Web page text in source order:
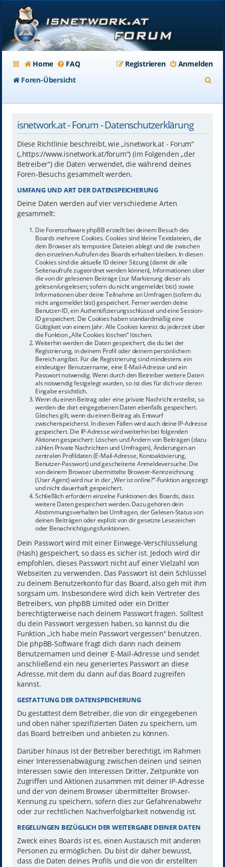
Home FAQ Anmelden
Registrieren
Foren-Übersicht
isnetwork.at - Forum - Datenschutzerklärung
Diese Richtlinie beschreibt, wie „isnetwork.at - Forum“
(„https://www.isnetwork.at/forum“) (im Folgenden „der
Betreiber“) die Daten verwendet, die während deines
Foren-Besuchs gesammelt werden.
UMFANG UND ART DER DATENSPEICHERUNG
Deine Daten werden auf vier verschiedene Arten
gesammelt:
Die Forensoftware phpBB erstellt bei deinem Besuch des
Boards mehrere Cookies. Cookies sind kleine Textdateien, die
dein Browser als temporäre Dateien ablegt und die zwischen
den einzelnen Aufrufen des Boards erhalten bleiben. In diesen
Cookies sind die aktuelle ID deiner Sitzung (damit dir alle
Seitenaufrufe zugeordnet werden können), Informationen über
die von dir gelesenen Beiträge (zur Markierung dieser als
gelesen/ungelesen; sofern du nicht angemeldet bist) sowie
Informationen über deine Teilnahme an Umfragen (sofern du
nicht angemeldet bist) gespeichert. Ferner werden deine
Benutzer-ID, ein Authentifizierungsschlüssel und eine Session-
ID gespeichert. Die Cookies haben standardmäßig eine
Gültigkeit von einem Jahr. Alle Cookies kannst du jederzeit über
die Funktion „Alle Cookies löschen“ löschen.
Weiterhin werden die Daten gespeichert, die du bei der
Registrierung, in deinem Profil oder deinem persönlichem
Bereich angibst. Für die Registrierung sind mindestens ein
eindeutiger Benutzername, eine E-Mail-Adresse und ein
Passwort notwendig. Wenn durch den Betreiber weitere Daten
als notwendig festgelegt wurden, so ist dies für dich vor deren
Eingabe ersichtlich.
Wenn du einen Beitrag oder eine private Nachricht erstellst, so
werden die dort eingegebenen Daten ebenfalls gespeichert.
Gleiches gilt, wenn du einen Beitrag als Entwurf
zwischenspeicherst. In diesen Fällen wird auch deine IP-Adresse
gespeichert. Die IP-Adresse wird weiterhin bei folgenden
Aktionen gespeichert: Löschen und Ändern von Beiträgen (dazu
zählen Private Nachrichten und Umfragen), Änderungen an
zentralen Profildaten (E-Mail-Adresse, Kontoaktivierung,
Benutzer-Passwort) und gescheiterte Anmeldeversuche. Die
von deinem Browser übermittelte Browser-Kennzeichnung
(User Agent) wird nur in der „Wer ist online?“-Funktion angezeigt
und nicht dauerhaft gespeichert.
Schließlich erfordern einzelne Funktionen des Boards, dass
weitere Daten gespeichert werden. Dazu gehören dein
Abstimmungsverhalten bei Umfragen, der Gelesen-Status von
deinen Beiträgen oder explizit von dir gesetzte Lesezeichen
oder Benachrichtigungsfunktionen.
Dein Passwort wird mit einer Einwege-Verschlüsselung
(Hash) gespeichert, so dass es sicher ist. Jedoch wird dir
empfohlen, dieses Passwort nicht auf einer Vielzahl von
Webseiten zu verwenden. Das Passwort ist dein Schlüssel
zu deinem Benutzerkonto für das Board, also geh mit ihm
sorgsam um. Insbesondere wird dich kein Vertreter des
Betreibers, von phpBB Limited oder ein Dritter
berechtigterweise nach deinem Passwort fragen. Solltest
du dein Passwort vergessen haben, so kannst du die
Funktion „Ich habe mein Passwort vergessen“ benutzen.
Die phpBB-Software fragt dich dann nach deinem
Benutzernamen und deiner E-Mail-Adresse und sendet
anschließend ein neu generiertes Passwort an diese
Adresse, mit dem du dann auf das Board zugreifen
kannst.
GESTATTUNG DER DATENSPEICHERUNG
Du gestattest dem Betreiber, die von dir eingegebenen
und oben näher spezifizierten Daten zu speichern, um
das Board betreiben und anbieten zu können.
Darüber hinaus ist der Betreiber berechtigt, im Rahmen
einer Interessenabwägung zwischen deinen und seinen
Interessen sowie den Interessen Dritter, Zeitpunkte von
Zugriffen und Aktionen zusammen mit deiner IP-Adresse
und der von deinem Browser übermittelter Browser-
Kennung zu speichern, sofern dies zur Gefahrenabwehr
oder zur rechtlichen Nachverfolgbarkeit notwendig ist.
REGELUNGEN BEZÜGLICH DER WEITERGABE DEINER DATEN
Zweck eines Boards ist es, einen Austausch mit anderen
Personen zu ermöglichen. Du bist dir daher bewusst,
dass die Daten deines Profils und die von dir erstellten